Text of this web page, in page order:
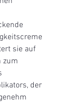
sie auf
zum
der